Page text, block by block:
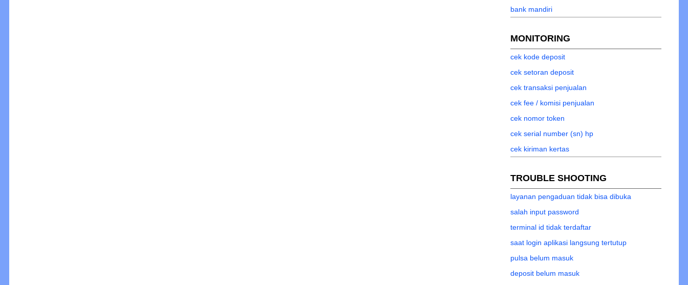
bank mandiri
MONITORING
cek kode deposit
cek setoran deposit
cek transaksi penjualan
cek fee / komisi penjualan
cek nomor token
cek serial number (sn) hp
cek kiriman kertas
TROUBLE SHOOTING
layanan pengaduan tidak bisa dibuka
salah input password
terminal id tidak terdaftar
saat login aplikasi langsung tertutup
pulsa belum masuk
deposit belum masuk